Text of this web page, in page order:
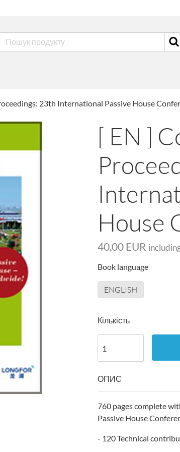
23th International Passive House
[ EN ]
House
40,00 EUR
Book language
ENGLISH
Кількість
ОПИС
760 pages complete
Passive House
- 120 Technical